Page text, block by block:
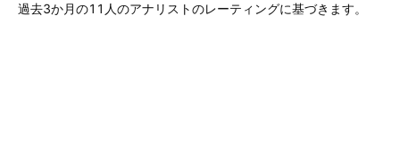
過去3か月の11人のアナリストのレーティングに基づきます。